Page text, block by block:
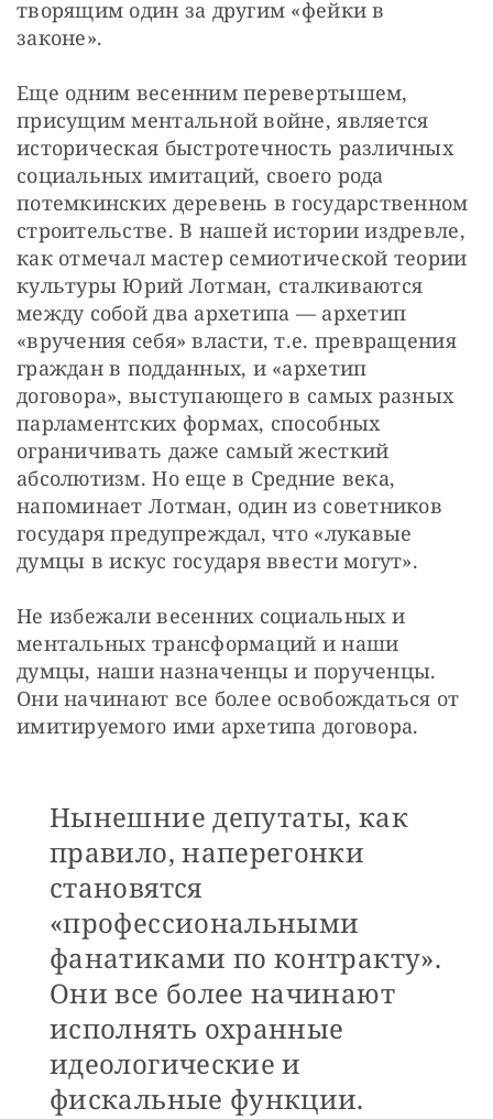
творящим один за другим «фейки в
законе».
Еще одним весенним перевертышем,
присущим ментальной войне, является
историческая быстротечность различных
социальных имитаций, своего рода
потемкинских деревень в государственном
строительстве. В нашей истории издревле,
как отмечал мастер семиотической теории
культуры Юрий Лотман, сталкиваются
между собой два архетипа — архетип
«вручения себя» власти, т.е. превращения
граждан в подданных, и «архетип
договора», выступающего в самых разных
парламентских формах, способных
ограничивать даже самый жесткий
абсолютизм. Но еще в Средние века,
напоминает Лотман, один из советников
государя предупреждал, что «лукавые
думцы в искус государя ввести могут».
Не избежали весенних социальных и
ментальных трансформаций и наши
думцы, наши назначенцы и порученцы.
Они начинают все более освобождаться от
имитируемого ими архетипа договора.
Нынешние депутаты, как
правило, наперегонки
становятся
«профессиональными
фанатиками по контракту».
Они все более начинают
исполнять охранные
идеологические и
фискальные функции.